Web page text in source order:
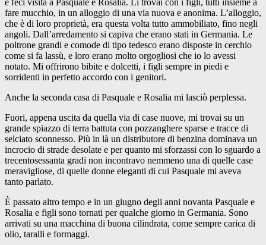
fare mucchio, in un alloggio di una via nuova e anonima. L’alloggio,
che è di loro proprietà, era questa volta tutto ammobiliato, fino negli
angoli. Dall’arredamento si capiva che erano stati in Germania. Le
poltrone grandi e comode di tipo tedesco erano disposte in cerchio
come si fa lassù, e loro erano molto orgogliosi che io lo avessi
notato. Mi offrirono bibite e dolcetti, i figli sempre in piedi e
sorridenti in perfetto accordo con i genitori.
Anche la seconda casa di Pasquale e Rosalia mi lasciò perplessa.
Fuori, appena uscita da quella via di case nuove, mi trovai su un
grande spiazzo di terra battuta con pozzanghere sparse e tracce di
selciato sconnesso. Più in là un distributore di benzina dominava un
incrocio di strade desolate e per quanto mi sforzassi con lo sguardo a
trecentosessanta gradi non incontravo nemmeno una di quelle case
meravigliose, di quelle donne eleganti di cui Pasquale mi aveva
tanto parlato.
È passato altro tempo e in un giugno degli anni novanta Pasquale e
Rosalia e figli sono tornati per qualche giorno in Germania. Sono
arrivati su una macchina di buona cilindrata, come sempre carica di
olio, taralli e formaggi.